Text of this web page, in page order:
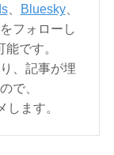
、 Bluesky、
をフォローし
です。
、記事が埋
で、
ます。